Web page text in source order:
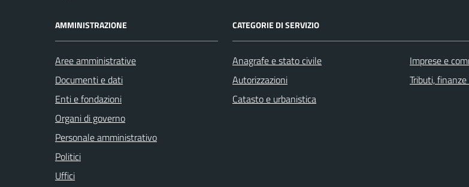
AMMINISTRAZIONE
Aree amministrative
Documenti e dati
Enti e fondazioni
Organi di governo
Personale amministrativo
Politici
Uffici
CATEGORIE DI SERVIZIO
Anagrafe e stato civile
Autorizzazioni
Catasto e urbanistica
Imprese e
Tributi,